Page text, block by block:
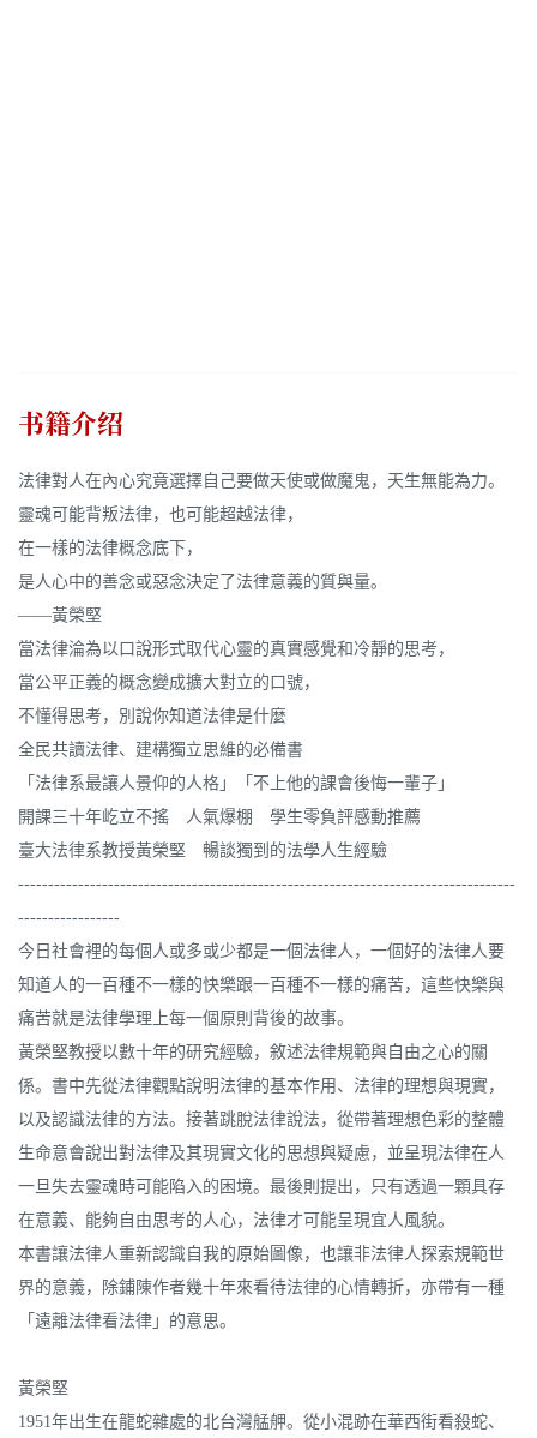
书籍介绍
法律對人在內心究竟選擇自己要做天使或做魔鬼，天生無能為力。
靈魂可能背叛法律，也可能超越法律，
在一樣的法律概念底下，
是人心中的善念或惡念決定了法律意義的質與量。
——黃榮堅
當法律淪為以口說形式取代心靈的真實感覺和冷靜的思考，
當公平正義的概念變成擴大對立的口號，
不懂得思考，別說你知道法律是什麼
全民共讀法律、建構獨立思維的必備書
「法律系最讓人景仰的人格」「不上他的課會後悔一輩子」
開課三十年屹立不搖 人氣爆棚 學生零負評感動推薦
臺大法律系教授黃榮堅 暢談獨到的法學人生經驗
-----------------------------------------------------------------------------------
-----------------
今日社會裡的每個人或多或少都是一個法律人，一個好的法律人要
知道人的一百種不一樣的快樂跟一百種不一樣的痛苦，這些快樂與
痛苦就是法律學理上每一個原則背後的故事。
黃榮堅教授以數十年的研究經驗，敘述法律規範與自由之心的關
係。書中先從法律觀點說明法律的基本作用、法律的理想與現實，
以及認識法律的方法。接著跳脫法律說法，從帶著理想色彩的整體
生命意會說出對法律及其現實文化的思想與疑慮，並呈現法律在人
一旦失去靈魂時可能陷入的困境。最後則提出，只有透過一顆具存
在意義、能夠自由思考的人心，法律才可能呈現宜人風貌。
本書讓法律人重新認識自我的原始圖像，也讓非法律人探索規範世
界的意義，除鋪陳作者幾十年來看待法律的心情轉折，亦帶有一種
「遠離法律看法律」的意思。
黃榮堅
1951年出生在龍蛇雜處的北台灣艋舺。從小混跡在華西街看殺蛇、